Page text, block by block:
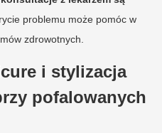
problemu może pomóc w
zdrowotnych.
i stylizacja
pofalowanych